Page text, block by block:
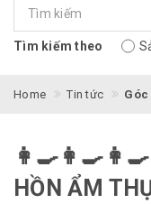
Tìm kiếm theo
Home Tin tức Góc
HỒN ẨM